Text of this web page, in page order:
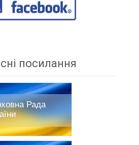
посилання
Рада